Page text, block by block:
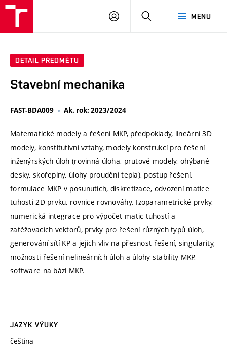
MENU
PŘIHLÁSIT
DETAIL PŘEDMĚTU
Stavební mechanika
FAST-BDA009 Ak. rok: 2023/2024
Matematické modely a řešení MKP, předpoklady, lineární 3D
modely, konstitutivní vztahy, modely konstrukcí pro řešení
inženýrských úloh (rovinná úloha, prutové modely, ohýbané
desky, skořepiny, úlohy proudění tepla), postup řešení,
formulace MKP v posunutích, diskretizace, odvození matice
tuhosti 2D prvku, rovnice rovnováhy. Izoparametrické prvky,
numerická integrace pro výpočet matic tuhostí a
zatěžovacích vektorů, prvky pro řešení různých typů úloh,
generování sítí KP a jejich vliv na přesnost řešení, singularity,
možnosti řešení nelineárních úloh a úlohy stability MKP,
software na bázi MKP.
JAZYK VÝUKY
čeština